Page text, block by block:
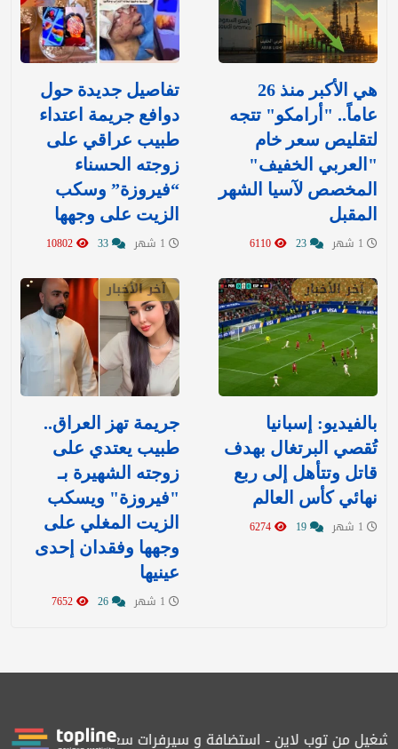
هي الأكبر منذ 26
عاماً.. "أرامكو" تتجه
لتقليص سعر خام
"العربي الخفيف"
المخصص لآسيا الشهر
المقبل
تفاصيل جديدة حول
دوافع جريمة اعتداء
طبيب عراقي على
زوجته الحسناء
“فيروزة” وسكب
الزيت على وجهها
آخر الأخبار
بالفيديو: إسبانيا
تُقصي البرتغال بهدف
قاتل وتتأهل إلى ربع
نهائي كأس العالم
آخر الأخبار
جريمة تهز العراق..
طبيب يعتدي على
زوجته الشهيرة بـ
"فيروزة" ويسكب
الزيت المغلي على
وجهها وفقدان إحدى
عينيها
من توب لاين - استضافة و سيرفرات سعوديةالمرصد حاصلة على